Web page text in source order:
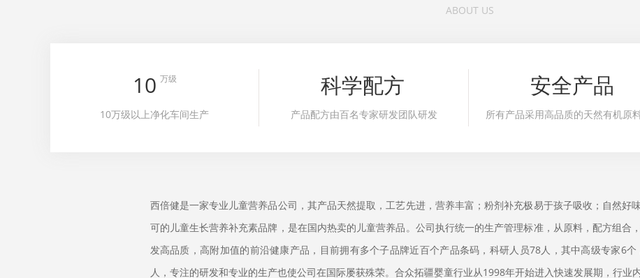
ABOUT US
10 万级
10万级以上净化车间生产
科学配方
产品配方由百名专家研发团队研发
安全产品
所有产品采用高品质的天然有机原
西倍健是一家专业儿童营养品公司，其产品天然提取，工艺先进，营养丰富；粉剂补充极易于孩子吸收；自然好
可的儿童生长营养补充素品牌，是在国内热卖的儿童营养品。公司执行统一的生产管理标准，从原料，配方组合
发高品质，高附加值的前沿健康产品，目前拥有多个子品牌近百个产品条码，科研人员78人，其中高级专家6
人，专注的研发和专业的生产也使公司在国际屡获殊荣。合众拓疆婴童行业从1998年开始进入快速发展期，行